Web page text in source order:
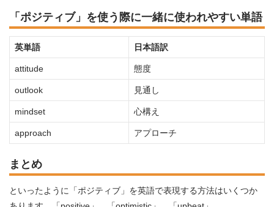
「ポジティブ」を使う際に一緒に使われやすい単語
英単語 日本語訳
attitude 態度
outlook 見通し
mindset 心構え
approach アプローチ
まとめ
といったように「ポジティブ」を英語で表現する方法はいくつか